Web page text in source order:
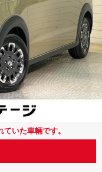
いた車輛です。